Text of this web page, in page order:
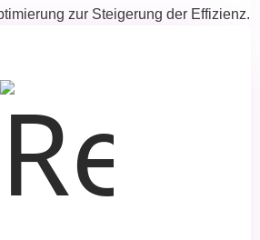
zur Steigerung der Effizienz.